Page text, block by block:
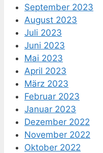
September 2023
August 2023
Juli 2023
Juni 2023
Mai 2023
April 2023
März 2023
Februar 2023
Januar 2023
Dezember 2022
November 2022
Oktober 2022